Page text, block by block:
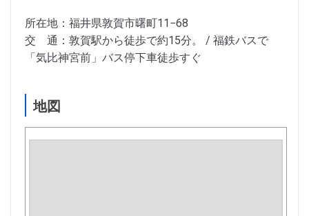
所在地：福井県敦賀市曙町11−68
交 通：敦賀駅から徒歩で約15分。 / 福鉄バスで
「気比神宮前」バス停下車徒歩すぐ
地図